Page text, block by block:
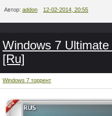
Автор: addon 12-02-2014, 20:55
Windows 7
[Ru]
Windows 7 торрент